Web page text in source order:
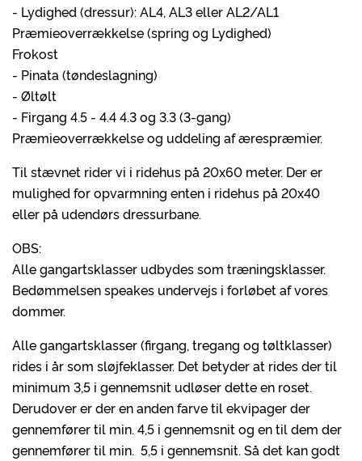
- Lydighed (dressur): AL4, AL3 eller AL2/AL1
Præmieoverrækkelse (spring og Lydighed)
Frokost
- Pinata (tøndeslagning)
- Øltølt
- Firgang 4.5 - 4.4 4.3 og 3.3 (3-gang)
Præmieoverrækkelse og uddeling af ærespræmier.
Til stævnet rider vi i ridehus på 20x60 meter. Der er
mulighed for opvarmning enten i ridehus på 20x40
eller på udendørs dressurbane.
OBS:
Alle gangartsklasser udbydes som træningsklasser.
Bedømmelsen speakes undervejs i forløbet af vores
dommer.
Alle gangartsklasser (firgang, tregang og tøltklasser)
rides i år som sløjfeklasser. Det betyder at rides der til
minimum 3,5 i gennemsnit udløser dette en roset.
Derudover er der en anden farve til ekvipager der
gennemfører til min. 4,5 i gennemsnit og en til dem der
gennemfører til min. 5,5 i gennemsnit. Så det kan godt